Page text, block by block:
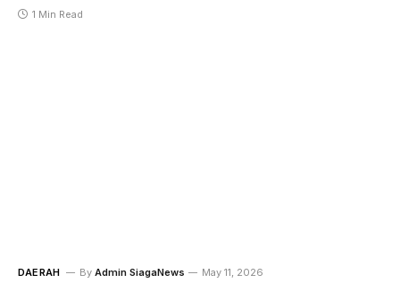
1 Min Read
DAERAH By Admin SiagaNews May 11, 2026